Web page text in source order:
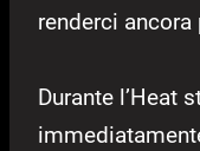
renderci
Durante l’Heat